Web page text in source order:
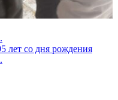
лет со дня рождения